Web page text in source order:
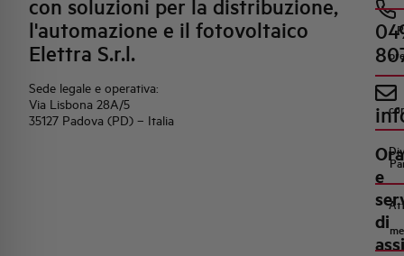
con soluzioni per la distribuzione,
l'automazione e il fotovoltaico
Elettra S.r.l.
Sede legale e operativa:
Via Lisbona 28A/5
35127 Padova (PD) – Italia
e
di